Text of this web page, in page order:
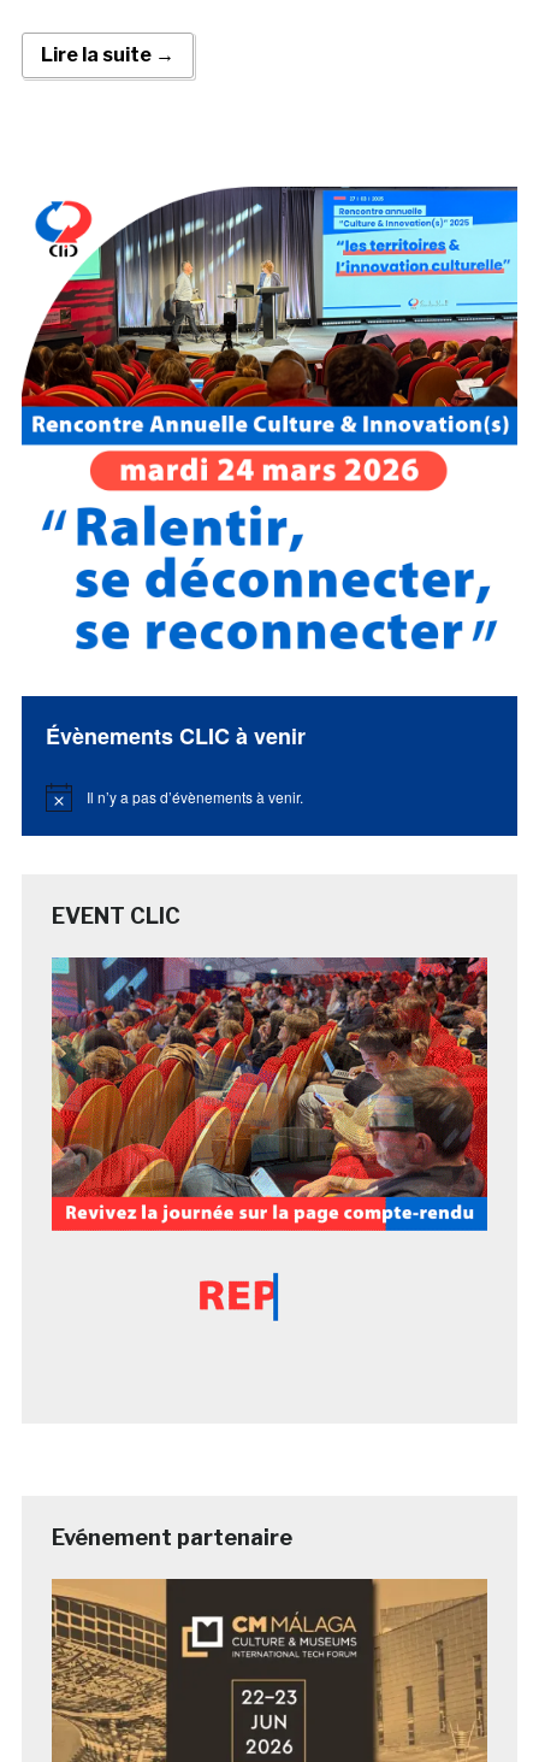
Lire la suite →
Évènements CLIC à venir
Notice Il n’y a pas d’évènements à venir.
EVENT CLIC
Evénement partenaire